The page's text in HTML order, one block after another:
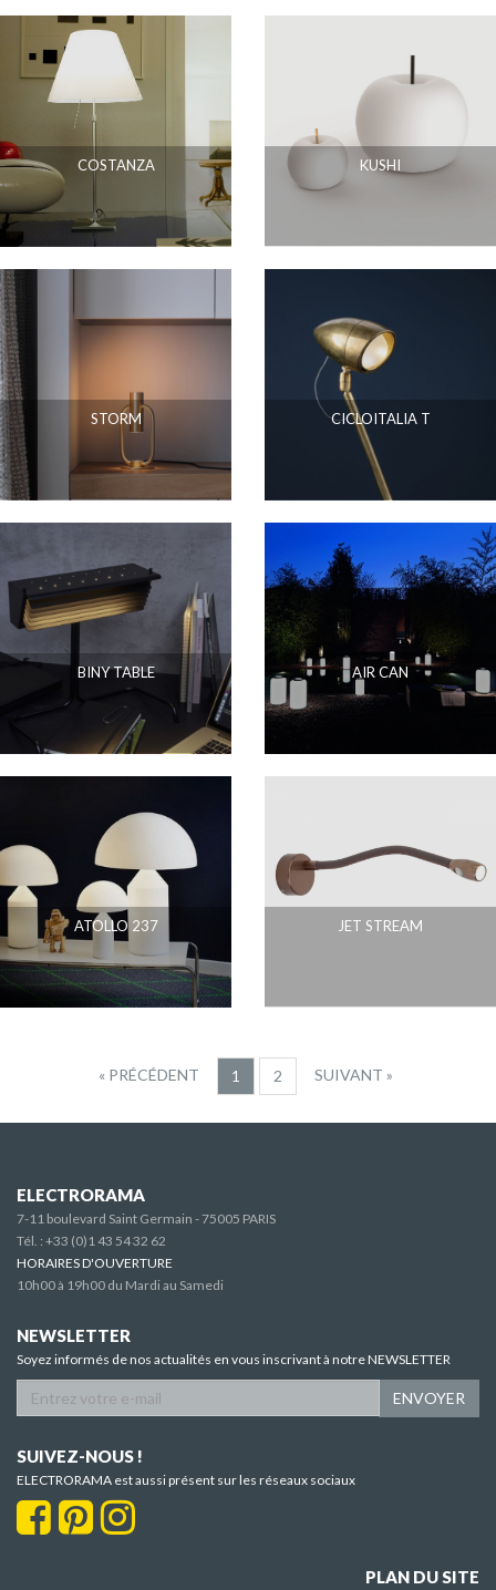
COSTANZA KUSHI
STORM CICLOITALIA T
BINY TABLE AIR CAN
ATOLLO 237 JET STREAM
« PRÉCÉDENT 1 2 SUIVANT »
ELECTRORAMA
7-11 boulevard Saint Germain - 75005 PARIS
Tél. : +33 (0)1 43 54 32 62
HORAIRES D'OUVERTURE
10h00 à 19h00 du Mardi au Samedi
NEWSLETTER
Soyez informés de nos actualités en vous inscrivant à notre NEWSLETTER
ENVOYER
SUIVEZ-NOUS !
ELECTRORAMA est aussi présent sur les réseaux sociaux
PLAN DU SITE